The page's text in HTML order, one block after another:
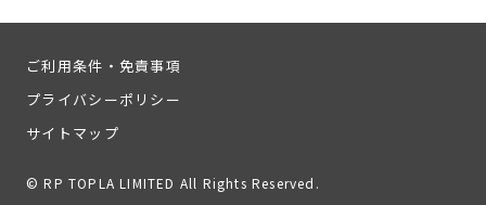
ご利用条件・免責事項
プライバシーポリシー
サイトマップ
© RP TOPLA LIMITED All Rights Reserved.